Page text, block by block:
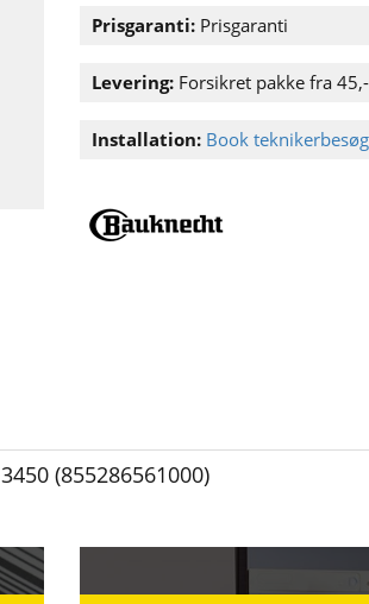
Prisgaranti: Prisgaranti
Levering: Forsikret pakke fra 45,-
Installation: Book teknikerbesøg
(855286561000)